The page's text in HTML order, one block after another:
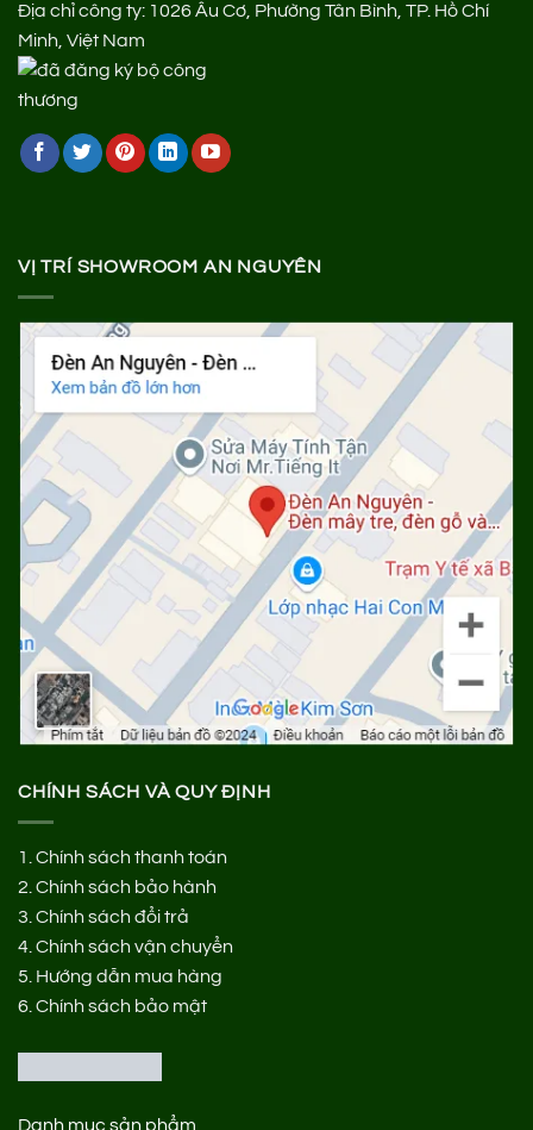
Địa chỉ công ty: 1026 Âu Cơ, Phường Tân Bình, TP. Hồ Chí
Minh, Việt Nam
VỊ TRÍ SHOWROOM AN NGUYÊN
CHÍNH SÁCH VÀ QUY ĐỊNH
1. Chính sách thanh toán
2. Chính sách bảo hành
3. Chính sách đổi trả
4. Chính sách vận chuyển
5. Hướng dẫn mua hàng
6. Chính sách bảo mật
Danh mục sản phẩm